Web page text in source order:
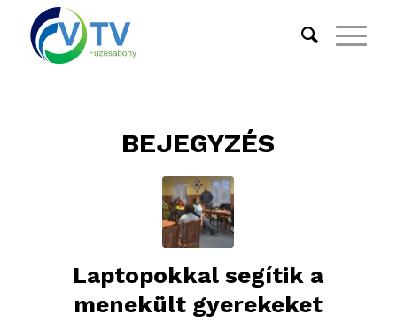
BEJEGYZÉS
Laptopokkal segítik a
menekült gyerekeket